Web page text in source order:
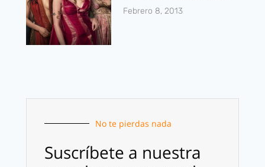
Febrero 8, 2013
No te pierdas nada
Suscríbete a nuestra